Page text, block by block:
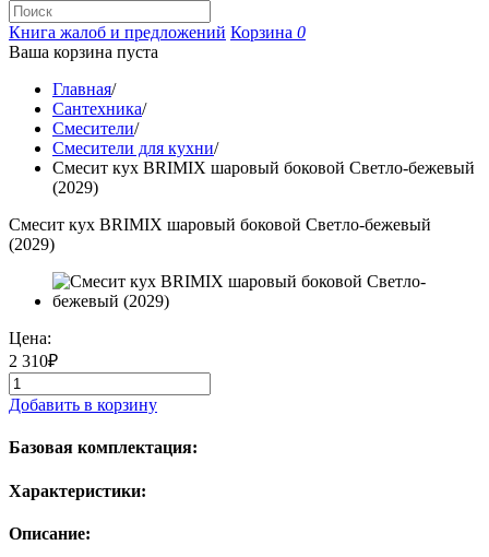
Книга жалоб и предложений Корзина 0
Ваша корзина пуста
Главная/
Сантехника/
Смесители/
Смесители для кухни/
Смесит кух BRIMIX шаровый боковой Светло-бежевый
(2029)
Смесит кух BRIMIX шаровый боковой Светло-бежевый
(2029)
Цена:
2 310₽
Добавить в корзину
Базовая комплектация:
Характеристики:
Описание: